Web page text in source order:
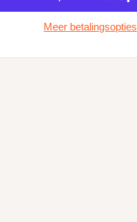
Meer betalingsopties